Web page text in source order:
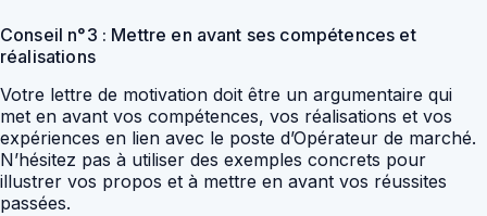
Conseil n°3 : Mettre en avant ses compétences et
réalisations
Votre lettre de motivation doit être un argumentaire qui
met en avant vos compétences, vos réalisations et vos
expériences en lien avec le poste d’Opérateur de marché.
N’hésitez pas à utiliser des exemples concrets pour
illustrer vos propos et à mettre en avant vos réussites
passées.